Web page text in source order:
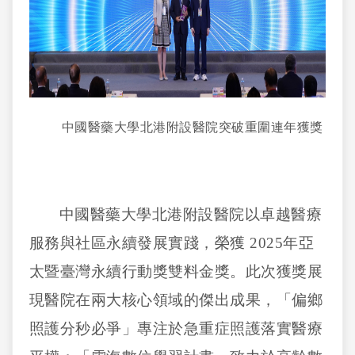
中國醫藥大學北港附設醫院突破重圍連年獲獎
中國醫藥大學北港附設醫院以卓越醫療
服務與社區永續發展實踐，榮獲 2025年亞
太暨臺灣永續行動獎雙料金獎。此次獲獎展
現醫院在兩大核心領域的傑出成果，「偏鄉
照護分秒必爭」專注於急重症照護落實醫療